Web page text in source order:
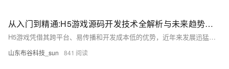
从入门到精通:H5游戏源码开发技术全解析与未来趋势洞察
H5游戏凭借其跨平台、易传播和开发成本低的优势，近年来发展迅猛。接下来，让我们深入了解 H5 游戏源码开发的技术教程以及未来的发展趋势。
山东布谷科技_sun 841